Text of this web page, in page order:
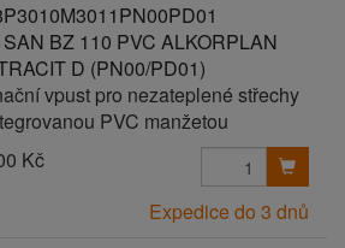
BZ 110 PVC ALKORPLAN
D (PN00/PD01)
vpust pro nezateplené střechy
PVC manžetou
Kč
Expedice do 3 dnů